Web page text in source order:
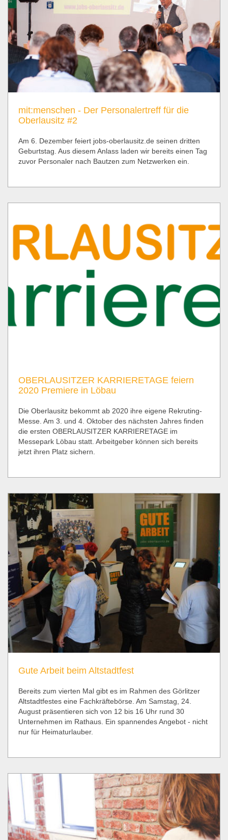
mit:menschen - Der Personalertreff für die
Oberlausitz #2
Am 6. Dezember feiert jobs-oberlausitz.de seinen dritten
Geburtstag. Aus diesem Anlass laden wir bereits einen Tag
zuvor Personaler nach Bautzen zum Netzwerken ein.
OBERLAUSITZER KARRIERETAGE feiern
2020 Premiere in Löbau
Die Oberlausitz bekommt ab 2020 ihre eigene Rekruting-
Messe. Am 3. und 4. Oktober des nächsten Jahres finden
die ersten OBERLAUSITZER KARRIERETAGE im
Messepark Löbau statt. Arbeitgeber können sich bereits
jetzt ihren Platz sichern.
Gute Arbeit beim Altstadtfest
Bereits zum vierten Mal gibt es im Rahmen des Görlitzer
Altstadtfestes eine Fachkräftebörse. Am Samstag, 24.
August präsentieren sich von 12 bis 16 Uhr rund 30
Unternehmen im Rathaus. Ein spannendes Angebot - nicht
nur für Heimaturlauber.